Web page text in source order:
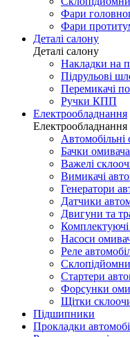
Фари
Фари
Деталі салону
Деталі салону
Накладки на
Підрульові
Перемикачі
Ручки КПП
Електрообладнання
Електрообладнання
Автомобільні
Бачки омивача
Важелі
Вимикачі
Генератори
Датчики
Двигуни та
Комплектуючі
Насоси
Реле
Стартери
Форсунки
Щітки
Підшипники
Прокладки